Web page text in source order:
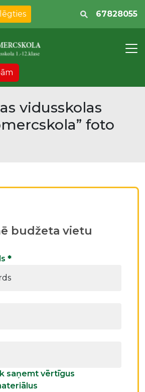
67828055
vidusskolas
foto
budžeta vietu
*
saņemt vērtīgus